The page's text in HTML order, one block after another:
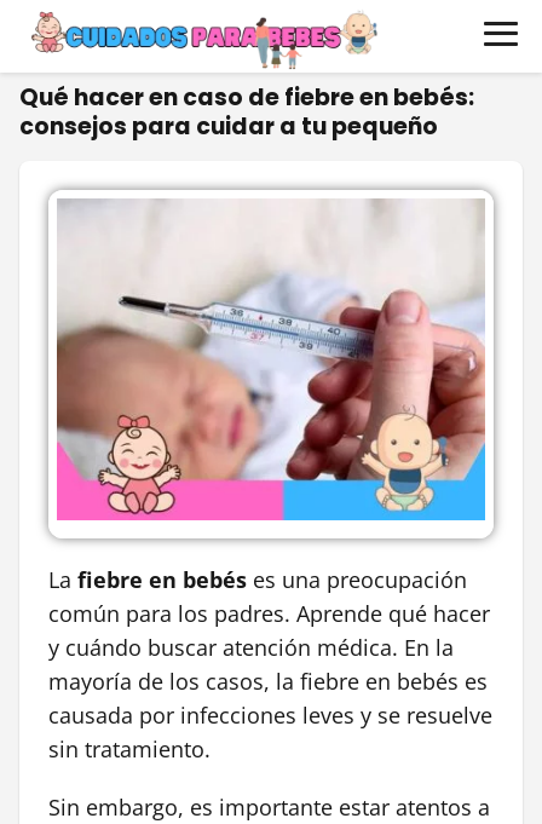
Qué hacer en caso de fiebre en bebés:
consejos para cuidar a tu pequeño
La fiebre en bebés es una preocupación
común para los padres. Aprende qué hacer
y cuándo buscar atención médica. En la
mayoría de los casos, la fiebre en bebés es
causada por infecciones leves y se resuelve
sin tratamiento.
Sin embargo, es importante estar atentos a